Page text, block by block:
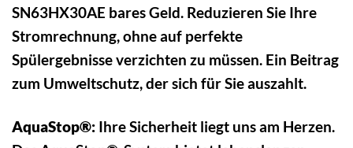
SN63HX30AE bares Geld. Reduzieren Sie Ihre
Stromrechnung, ohne auf perfekte
Spülergebnisse verzichten zu müssen. Ein Beitrag
zum Umweltschutz, der sich für Sie auszahlt.
AquaStop®: Ihre Sicherheit liegt uns am Herzen.